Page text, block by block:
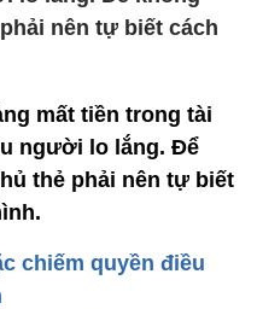
nên tự biết cách
mất tiền trong tài
người lo lắng. Để
thẻ phải nên tự biết
chiếm quyền điều